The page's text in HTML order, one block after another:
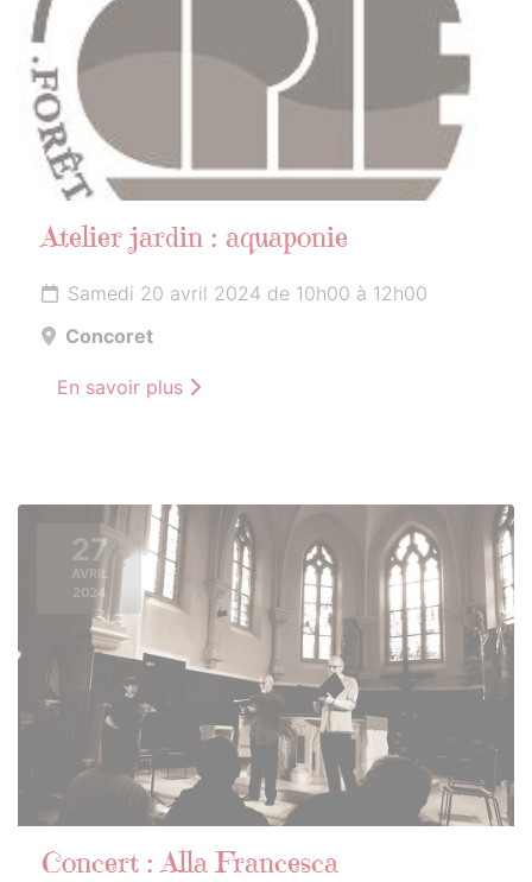
Atelier jardin : aquaponie
Samedi 20 avril 2024 de 10h00 à 12h00
Concoret
En savoir plus
27
AVRIL
2024
Concert : Alla Francesca